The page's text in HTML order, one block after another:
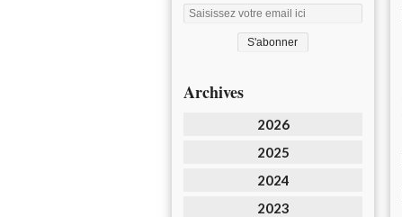
Archives
2026
2025
2024
2023